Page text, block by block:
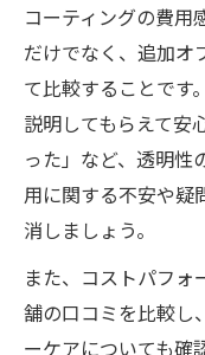
コーティングの費用
だけでなく、追加オ
て比較することです
説明してもらえて安
った」など、透明性
用に関する不安や疑
消しましょう。
また、コストパフォ
舗の口コミを比較し
ーケアについても確